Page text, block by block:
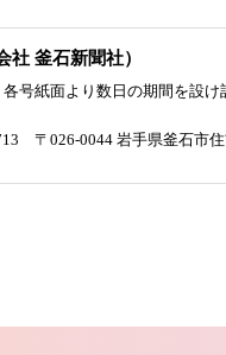
社 釜石新聞社）
号紙面より数日の期間を設
〒026-0044 岩手県釜石市